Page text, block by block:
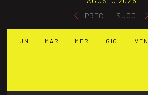
PREC.
SUCC.
LUN MAR MER GIO VEN